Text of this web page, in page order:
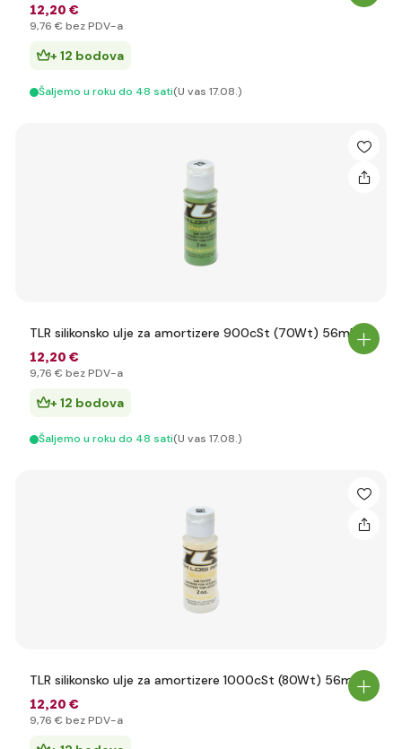
12,20 €
9,76 € bez PDV-a
+ 12 bodova
Šaljemo u roku do 48 sati(U vas 17.08.)
TLR silikonsko ulje za amortizere 900cSt (70Wt) 56ml
12,20 €
9,76 € bez PDV-a
+ 12 bodova
Šaljemo u roku do 48 sati(U vas 17.08.)
TLR silikonsko ulje za amortizere 1000cSt (80Wt) 56ml
12,20 €
9,76 € bez PDV-a